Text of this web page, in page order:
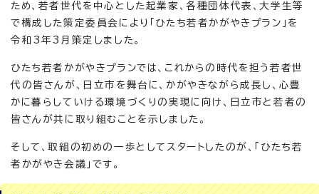
ため、若者世代を中心とした起業家、各種団体代表、大学生等
で構成した策定委員会により「ひたち若者かがやきプラン」を
令和3年3月策定しました。
ひたち若者かがやきプランでは、これからの時代を担う若者世
代の皆さんが、日立市を舞台に、かがやきながら成長し、心豊
かに暮らしていける環境づくりの実現に向け、日立市と若者の
皆さんが共に取り組むことを示しました。
そして、取組の初めの一歩としてスタートしたのが、「ひたち若
者かがやき会議」です。